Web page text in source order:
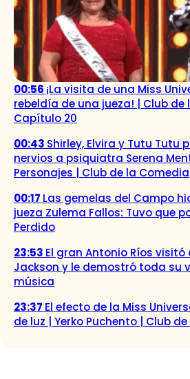
00:56 ¡La visita de una Miss
rebeldía de una jueza! | Club de
Capítulo 20
00:43 Shirley, Elvira y Tutu Tutu
nervios a psiquiatra Serena
Personajes | Club de la Comedia
00:17 Las gemelas del Campo
jueza Zulema Fallos: Tuvo que
Perdido
23:53 El gran Antonio Ríos visitó
Jackson y le demostró toda su
música
23:37 El efecto de la Miss
de luz | Yerko Puchento | Club